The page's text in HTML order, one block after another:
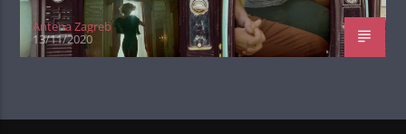
Antena Zagreb
13/11/2020